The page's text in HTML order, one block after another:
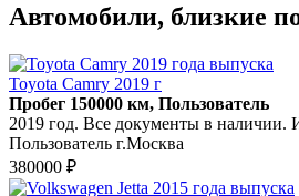
Автомобили, близкие
Toyota Camry 2019 г
Пробег 150000 км, Пользователь
2019 год. Все документы в наличии.
Пользователь г.Москва
380000 ₽